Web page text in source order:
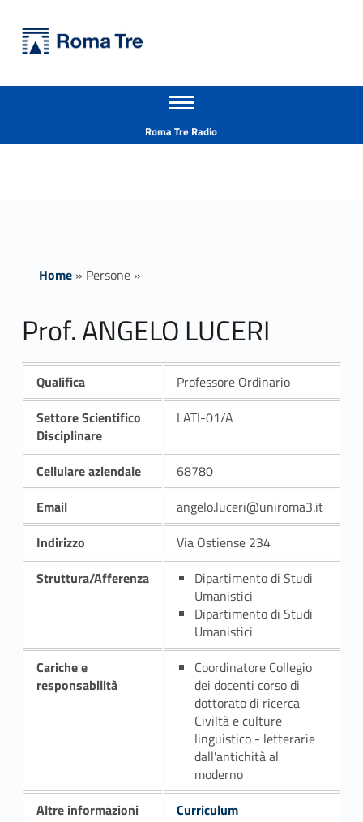
Prof. ANGELO LUCERI ricerca - Università Roma Tre
Apri il menu secondario
Roma Tre Radio
Home» Persone»
Prof. ANGELO LUCERI
Qualifica
Professore Ordinario
Settore Scientifico
Disciplinare
LATI-01/A
Cellulare aziendale
68780
Email
angelo.luceri@uniroma3.it
Indirizzo
Via Ostiense 234
Struttura/Afferenza
Dipartimento di Studi
Umanistici
Dipartimento di Studi
Umanistici
Cariche e
responsabilità
Coordinatore Collegio
dei docenti corso di
dottorato di ricerca
Civiltà e culture
linguistico - letterarie
dall'antichità al
moderno
Altre informazioni
Curriculum